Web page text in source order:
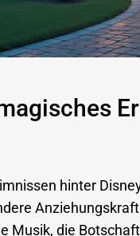
hinter
Musik, die